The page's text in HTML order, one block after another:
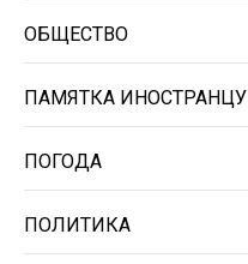
ОБЩЕСТВО
ПАМЯТКА ИНОСТРАНЦУ
ПОГОДА
ПОЛИТИКА